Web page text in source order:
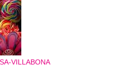
VILLABONA